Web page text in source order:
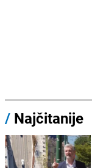
/ Najčitanije